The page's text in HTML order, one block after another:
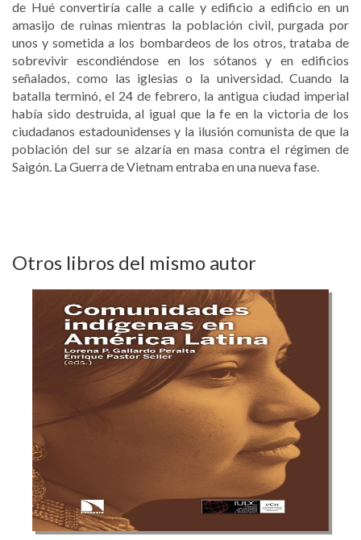
de Hué convertiría calle a calle y edificio a edificio en un
amasijo de ruinas mientras la población civil, purgada por
unos y sometida a los bombardeos de los otros, trataba de
sobrevivir escondiéndose en los sótanos y en edificios
señalados, como las iglesias o la universidad. Cuando la
batalla terminó, el 24 de febrero, la antigua ciudad imperial
había sido destruida, al igual que la fe en la victoria de los
ciudadanos estadounidenses y la ilusión comunista de que la
población del sur se alzaría en masa contra el régimen de
Saigón. La Guerra de Vietnam entraba en una nueva fase.
Otros libros del mismo autor